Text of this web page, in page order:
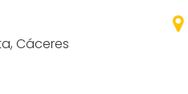
Cáceres